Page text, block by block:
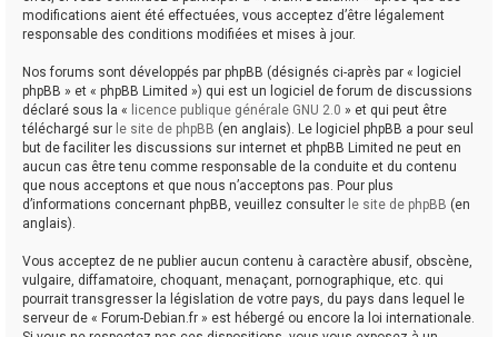
modifications aient été effectuées, vous acceptez d’être légalement
responsable des conditions modifiées et mises à jour.
Nos forums sont développés par phpBB (désignés ci-après par « logiciel
phpBB » et « phpBB Limited ») qui est un logiciel de forum de discussions
déclaré sous la « licence publique générale GNU 2.0 » et qui peut être
téléchargé sur le site de phpBB (en anglais). Le logiciel phpBB a pour seul
but de faciliter les discussions sur internet et phpBB Limited ne peut en
aucun cas être tenu comme responsable de la conduite et du contenu
que nous acceptons et que nous n’acceptons pas. Pour plus
d’informations concernant phpBB, veuillez consulter le site de phpBB (en
anglais).
Vous acceptez de ne publier aucun contenu à caractère abusif, obscène,
vulgaire, diffamatoire, choquant, menaçant, pornographique, etc. qui
pourrait transgresser la législation de votre pays, du pays dans lequel le
serveur de « Forum-Debian.fr » est hébergé ou encore la loi internationale.